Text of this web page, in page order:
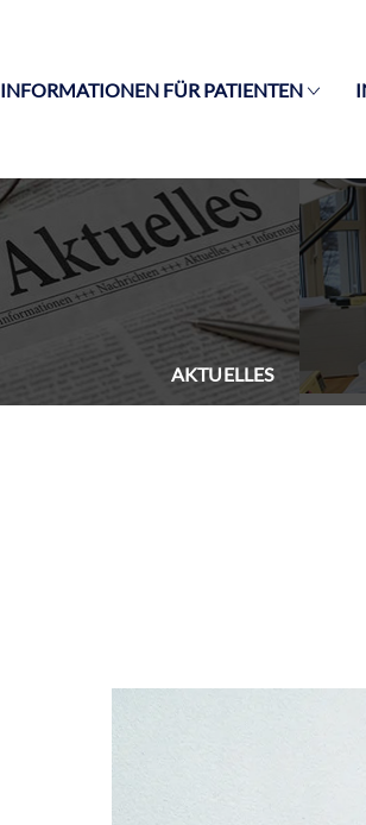
INFORMATIONEN FÜR PATIENTEN
AKTUELLES